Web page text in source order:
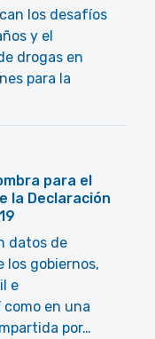
los desafíos
y el
drogas en
para la
para el
la Declaración
datos de
los gobiernos,
e
en una
por…